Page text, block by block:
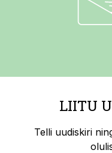
LIITU
Telli uudiskiri